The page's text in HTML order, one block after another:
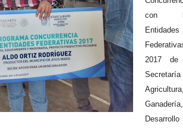
con
Entidades
2017
Secretaría
Agricultura,
Ganadería,
Desarrollo